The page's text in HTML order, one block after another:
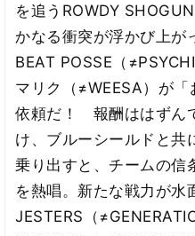
を追うROWDY
かなる衝突が浮かび上が
BEAT POSSE（
マリク（≠WEESA）が
依頼だ！ 報酬ははずん
け、ブルーシールドと共
乗り出すと、チームの信
を熱唱。新たな戦力が
JESTERS（